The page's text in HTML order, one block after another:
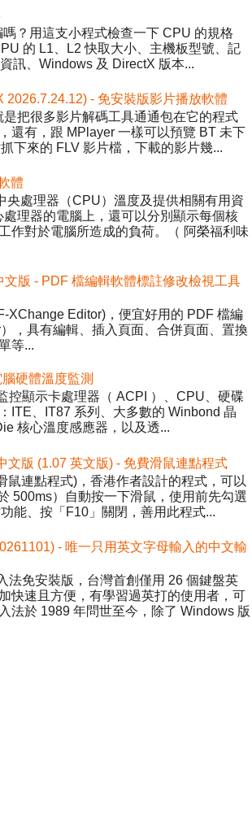
？用這支小程式檢查一下 CPU 的規格
的 L1、L2 快取大小、主機板型號、記
訊、Windows 及 DirectX 版本...
- 免安裝版影片播放軟體
把很多影片解碼工具通通包在它的程式
還有，跟 MPlayer 一樣可以預覽 BT 未下
下來的 FLV 影片檔，下載的影片幾...
體
央處理器（CPU）溫度及提供相關有用資
理器的電腦上，還可以分別顯示每個核
作對於電腦所造成的負荷。（ 阿榮福利味
版 - PDF 檔編輯軟體標註修改檢視工具
XChange Editor)，便宜好用的 PDF 檔編
，具有編輯、插入頁面、合併頁面、置換
等...
硬體溫度監測
控顯示卡處理器（ ACPI ）、CPU、硬碟
ITE、IT87 系列、大多數的 Winbond 晶
核心溫度感應器，以及透...
版 (1.07 英文版) - 免費滑鼠連點程式
連點程式)，香港作者設計的程式，可以
500ms）自動按一下滑鼠，使用前先勾選
能、按「F10」關閉，善用此程式...
- 唯一只用英文字母輸入的中文輸
法免安裝版，台灣首創僅用 26 個鍵盤英
快速且方便，有學習過英打的使用者，可
法於 1989 年問世至今，除了 Windows 版